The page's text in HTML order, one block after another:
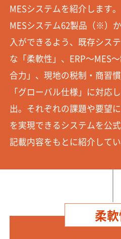
MESシステムを紹介します。
MESシステム62製品（※）
入ができるよう、既存シス
な「柔軟性」、ERP～MES
合力」、現地の税制・商習
「グローバル仕様」に対応
出。それぞれの課題や要望
を実現できるシステムを公
記載内容をもとに紹介してい
柔